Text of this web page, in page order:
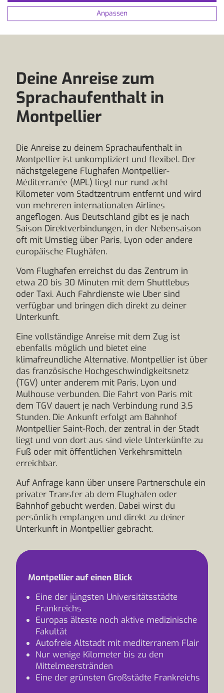
Deine Anreise zum
Sprachaufenthalt in
Montpellier
Die Anreise zu deinem Sprachaufenthalt in
Montpellier ist unkompliziert und flexibel. Der
nächstgelegene Flughafen Montpellier-
Méditerranée (MPL) liegt nur rund acht
Kilometer vom Stadtzentrum entfernt und wird
von mehreren internationalen Airlines
angeflogen. Aus Deutschland gibt es je nach
Saison Direktverbindungen, in der Nebensaison
oft mit Umstieg über Paris, Lyon oder andere
europäische Flughäfen.
Vom Flughafen erreichst du das Zentrum in
etwa 20 bis 30 Minuten mit dem Shuttlebus
oder Taxi. Auch Fahrdienste wie Uber sind
verfügbar und bringen dich direkt zu deiner
Unterkunft.
Eine vollständige Anreise mit dem Zug ist
ebenfalls möglich und bietet eine
klimafreundliche Alternative. Montpellier ist über
das französische Hochgeschwindigkeitsnetz
(TGV) unter anderem mit Paris, Lyon und
Mulhouse verbunden. Die Fahrt von Paris mit
dem TGV dauert je nach Verbindung rund 3,5
Stunden. Die Ankunft erfolgt am Bahnhof
Montpellier Saint-Roch, der zentral in der Stadt
liegt und von dort aus sind viele Unterkünfte zu
Fuß oder mit öffentlichen Verkehrsmitteln
erreichbar.
Auf Anfrage kann über unsere Partnerschule ein
privater Transfer ab dem Flughafen oder
Bahnhof gebucht werden. Dabei wirst du
persönlich empfangen und direkt zu deiner
Unterkunft in Montpellier gebracht.
Montpellier auf einen Blick
Eine der jüngsten Universitätsstädte
Frankreichs
Europas älteste noch aktive medizinische
Fakultät
Autofreie Altstadt mit mediterranem Flair
Nur wenige Kilometer bis zu den
Mittelmeerstränden
Eine der grünsten Großstädte Frankreichs
Anpassen